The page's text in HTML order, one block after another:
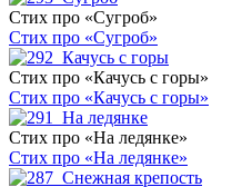
Стих про «Сугроб»
Стих про «Сугроб»
Стих про «Качусь с горы»
Стих про «Качусь с горы»
Стих про «На ледянке»
Стих про «На ледянке»